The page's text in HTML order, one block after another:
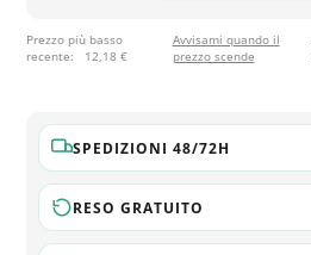
Prezzo più basso
recente:
12,18 €
Avvisami quando il
prezzo scende
SPEDIZIONI 48/72H
RESO GRATUITO